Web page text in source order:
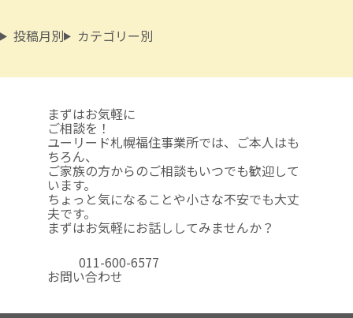
投稿月別 カテゴリー別
まずはお気軽に
ご相談を！
ユーリード札幌福住事業所では、ご本人はも
ちろん、
ご家族の方からのご相談もいつでも歓迎して
います。
ちょっと気になることや小さな不安でも大丈
夫です。
まずはお気軽にお話ししてみませんか？
011-600-6577
お問い合わせ